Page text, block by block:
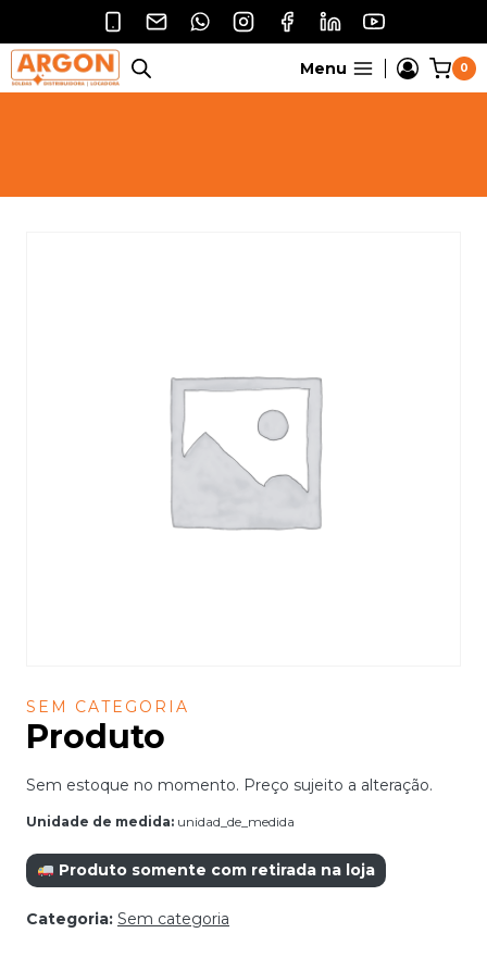
o
Conteúdo
Menu 0
SEM CATEGORIA
Produto
Sem estoque no momento. Preço sujeito a alteração.
Unidade de medida: unidad_de_medida
Produto somente com retirada na loja
Categoria: Sem categoria